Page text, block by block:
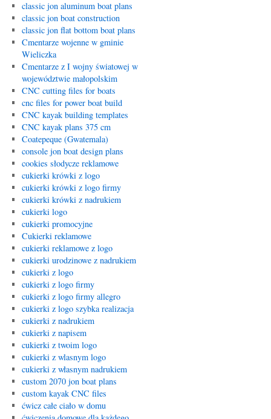
classic jon aluminum boat plans
classic jon boat construction
classic jon flat bottom boat plans
Cmentarze wojenne w gminie
Wieliczka
Cmentarze z I wojny światowej w
województwie małopolskim
CNC cutting files for boats
cnc files for power boat build
CNC kayak building templates
CNC kayak plans 375 cm
Coatepeque (Gwatemala)
console jon boat design plans
cookies słodycze reklamowe
cukierki krówki z logo
cukierki krówki z logo firmy
cukierki krówki z nadrukiem
cukierki logo
cukierki promocyjne
Cukierki reklamowe
cukierki reklamowe z logo
cukierki urodzinowe z nadrukiem
cukierki z logo
cukierki z logo firmy
cukierki z logo firmy allegro
cukierki z logo szybka realizacja
cukierki z nadrukiem
cukierki z napisem
cukierki z twoim logo
cukierki z wlasnym logo
cukierki z własnym nadrukiem
custom 2070 jon boat plans
custom kayak CNC files
ćwicz całe ciało w domu